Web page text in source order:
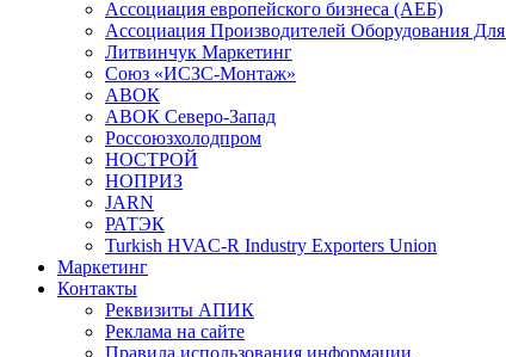
Ассоциация европейского бизнеса (АЕБ)
Aссоциация Производителей Оборудования
Литвинчук Маркетинг
Союз «ИСЗС-Монтаж»
АВОК
АВОК Северо-Запад
Россоюзхолодпром
НОСТРОЙ
НОПРИЗ
JARN
РАТЭК
Turkish HVAC-R Industry Exporters Union
Маркетинг
Контакты
Реквизиты АПИК
Реклама на сайте
Правила использования информации